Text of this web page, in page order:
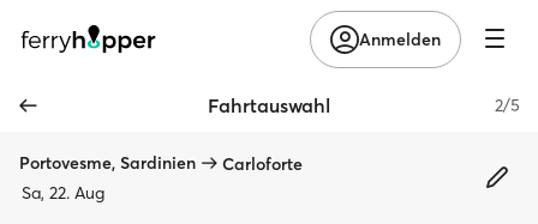
Anmelden
Fahrtauswahl 2/5
Portovesme, Sardinien
Carloforte
Sa, 22. Aug